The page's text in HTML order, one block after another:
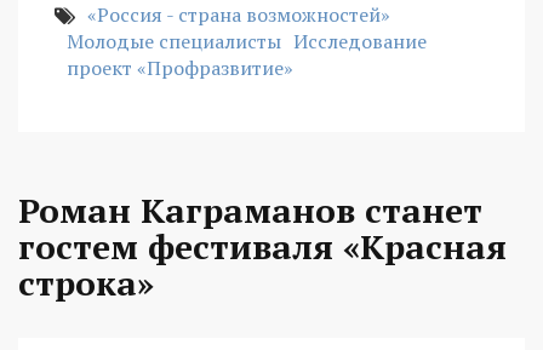
«Россия - страна возможностей»
Молодые специалисты Исследование
проект «Профразвитие»
Роман Каграманов станет
гостем фестиваля «Красная
строка»